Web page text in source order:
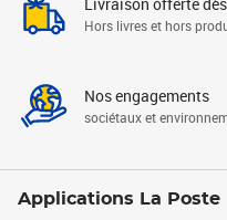
Hors livres et hors
Nos engagements
sociétaux et
Applications La Poste